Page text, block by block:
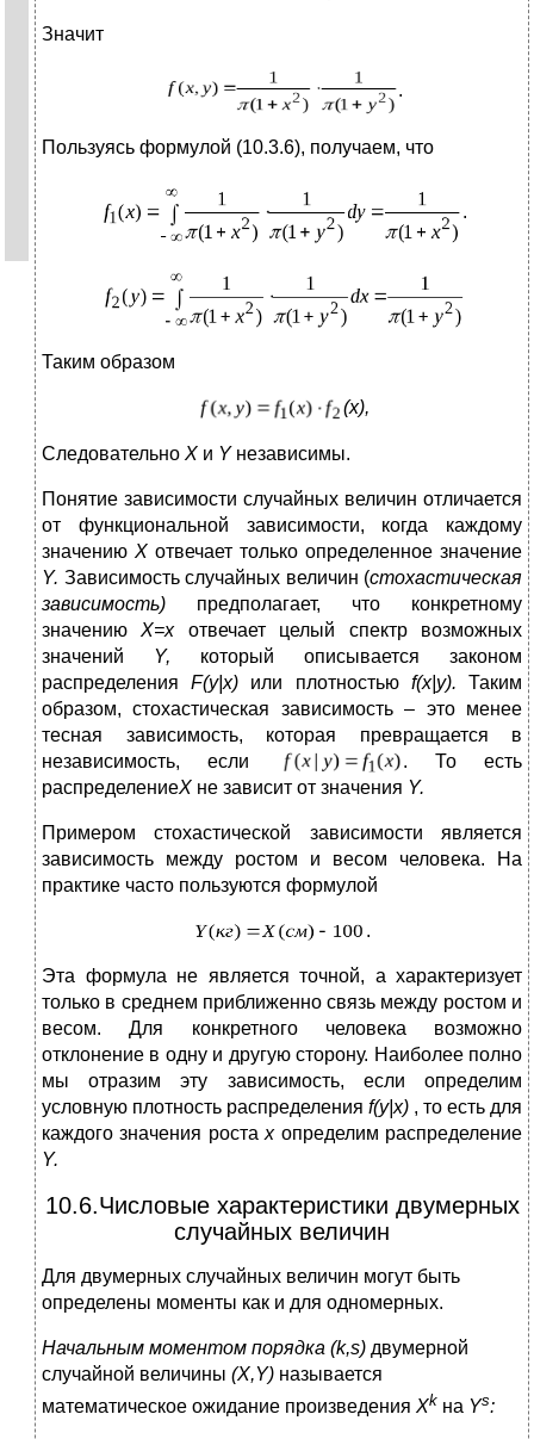
Значит
.
Пользуясь формулой (10.3.6), получаем, что
.
Таким образом
(x),
Следовательно X и Y независимы.
Понятие зависимости случайных величин отличается
от функциональной зависимости, когда каждому
значению X отвечает только определенное значение
Y. Зависимость случайных величин (стохастическая
зависимость) предполагает, что конкретному
значениюX=x
отвечает целый спектр возможных
значений Y, который описывается законом
распределенияF(y|x) или плотностью f(x| y). Таким
образом, стохастическая зависимость – это менее
тесная зависимость, которая превращается в
независимость, если
. То есть
распределениеХ не зависит от значения Y.
Примером стохастической зависимости является
зависимость между ростом и весом человека. На
практике часто пользуются формулой
.
Эта формула не является точной, а характеризует
только в среднем приближенно связь между ростом и
весом. Для конкретного человека возможно
отклонение в одну и другую сторону. Наиболее полно
мы отразим эту зависимость, если определим
условную плотность распределения f(y|x) , то есть для
каждого значения ростаx определим распределение
Y.
10.6.Числовые характеристики двумерных
случайных величин
Для двумерных случайных величин могут быть
определены моменты как и для одномерных.
Начальным моментом порядка (k,s) двумерной
случайной величины (X,Y) называется
математическое ожидание произведения Xk на Ys: